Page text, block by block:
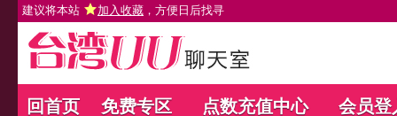
建议将本站 加入收藏 ，方便日后找寻
回首页 免费专区 点数充值中心 会员登